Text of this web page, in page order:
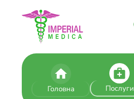
Головна Послуги